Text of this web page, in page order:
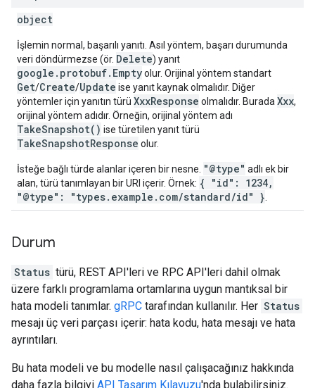
object
İşlemin normal, başarılı yanıtı. Asıl yöntem, başarı durumunda
veri döndürmezse (ör. Delete) yanıt
google.protobuf.Emptyolur. Orijinal yöntem standart
Get/Create/Update ise yanıt kaynak olmalıdır. Diğer
yöntemler için yanıtın türü XxxResponse olmalıdır. Burada Xxx,
orijinal yöntem adıdır. Örneğin, orijinal yöntem adı
TakeSnapshot() ise türetilen yanıt türü
TakeSnapshotResponse olur.
İsteğe bağlı türde alanlar içeren bir nesne. "@type" adlı ek bir
alan, türü tanımlayan bir URI içerir. Örnek: { "id": 1234,
"@type": "types.example.com/standard/id" }
Durum
Status türü, REST API'leri ve RPC API'leri dahil olmak
üzere farklı programlama ortamlarına uygun mantıksal bir
hata modeli tanımlar. gRPC tarafından kullanılır. Her Status
mesajı üç veri parçası içerir: hata kodu, hata mesajı ve hata
ayrıntıları.
Bu hata modeli ve bu modelle nasıl çalışacağınız hakkında
daha fazla bilgiyi API Tasarım Kılavuzu'nda bulabilirsiniz.